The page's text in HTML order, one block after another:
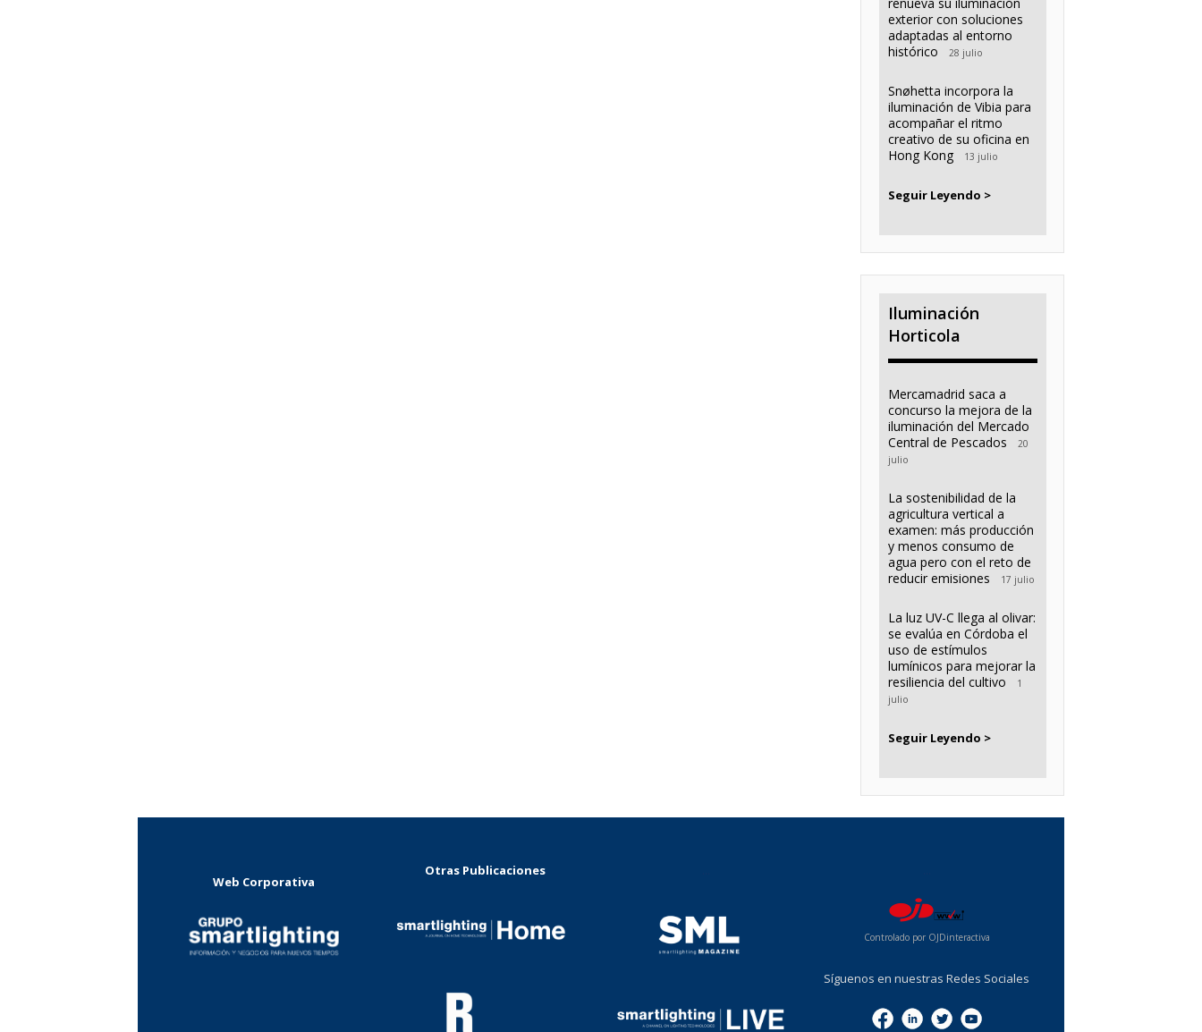
exterior con soluciones
adaptadas al entorno
histórico
28 julio
Snøhetta incorpora la
iluminación de Vibia para
acompañar el ritmo
creativo de su oficina en
Hong Kong
13 julio
Seguir Leyendo >
Iluminación
Horticola
Mercamadrid saca a
concurso la mejora de la
iluminación del Mercado
Central de Pescados
20
julio
La sostenibilidad de la
agricultura vertical a
examen: más producción
y menos consumo de
agua pero con el reto de
reducir emisiones
17 julio
La luz UV-C llega al olivar:
se evalúa en Córdoba el
uso de estímulos
lumínicos para mejorar la
resiliencia del cultivo
1
julio
Seguir Leyendo >
Web Corporativa
Otras Publicaciones
Controlado por OJDinteractiva
Síguenos en nuestras Redes Sociales